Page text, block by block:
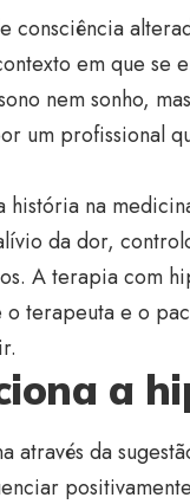
consciência
em que se
nem sonho,
um profissional
história na
da dor,
A terapia com
terapeuta e o
a
através da